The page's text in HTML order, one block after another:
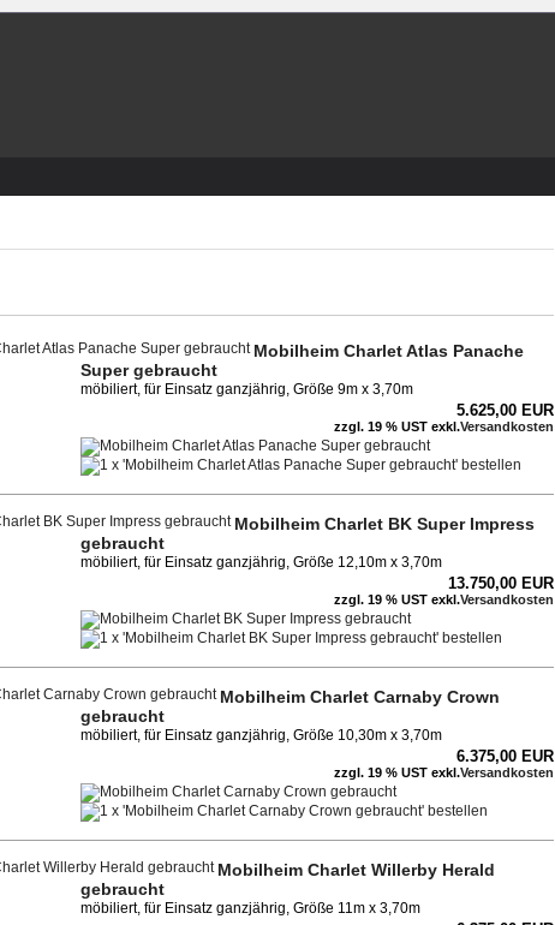
Mobilheim Charlet Atlas Panache
Super gebraucht
möbiliert, für Einsatz ganzjährig, Größe 9m x 3,70m
5.625,00 EUR
zzgl. 19 % UST exkl.Versandkosten
Mobilheim Charlet BK Super Impress
gebraucht
möbiliert, für Einsatz ganzjährig, Größe 12,10m x 3,70m
13.750,00 EUR
zzgl. 19 % UST exkl.Versandkosten
Mobilheim Charlet Carnaby Crown
gebraucht
möbiliert, für Einsatz ganzjährig, Größe 10,30m x 3,70m
6.375,00 EUR
zzgl. 19 % UST exkl.Versandkosten
Mobilheim Charlet Willerby Herald
gebraucht
möbiliert, für Einsatz ganzjährig, Größe 11m x 3,70m